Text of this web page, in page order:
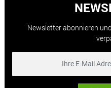
Newsletter abonnieren